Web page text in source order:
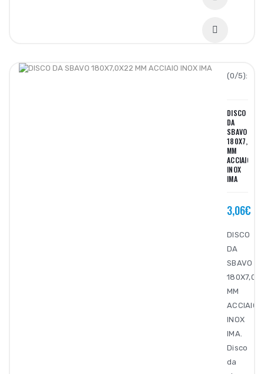
(0/5):
DISCO
DA
SBAVO
180X7,0X22
MM
ACCIAIO
INOX
IMA
3,06€
DISCO
DA
SBAVO
MM
ACCIAIO
INOX
IMA.
Disco
da